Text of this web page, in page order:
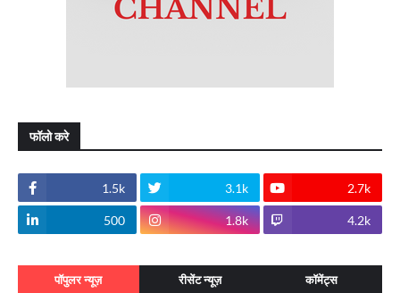
फॉलो करे
1.5k 3.1k 2.7k
500 1.8k 4.2k
पॉपुलर न्यूज़ रीसेंट न्यूज़ कॉमेंट्स